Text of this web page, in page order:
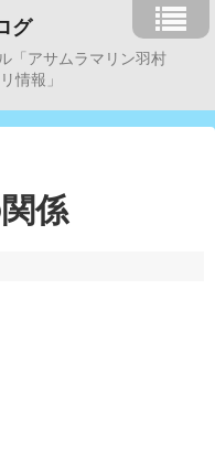
グ
「アサムラマリン羽村
情報」
係